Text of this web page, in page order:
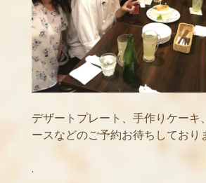
デザートプレート、手作りケーキ
ースなどのご予約お待ちしており
.